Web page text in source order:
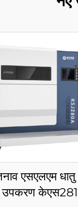
एसएलएम धातु
उपकरण